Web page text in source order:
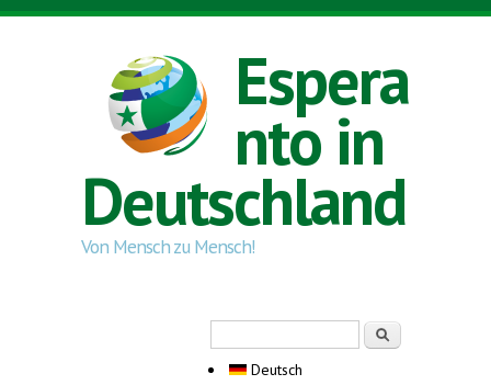
Direkt zum Inhalt
Espera
nto in
Deutschland
Von Mensch zu Mensch!
Deutsch